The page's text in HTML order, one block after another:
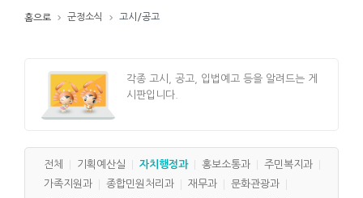
홈으로 군정소식 고시/공고
각종 고시, 공고, 입법예고 등을 알려드는 게
시판입니다.
전체 기획예산실 자치행정과 홍보소통과
주민복지과
가족지원과
종합민원처리과 재무과
문화관광과